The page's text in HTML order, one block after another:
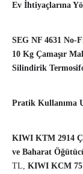
Ev İhtiyaçlarına
SEG NF 4631 No-
10 Kg Çamaşır
Silindirik
Pratik Kullanıma
KIWI KTM 2914
ve Baharat
TL, KIWI KCM